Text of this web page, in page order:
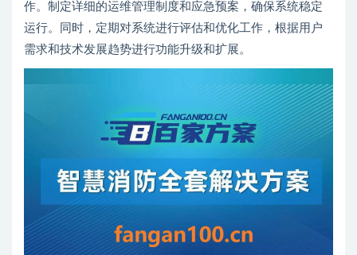
作。制定详细的运维管理制度和应急预案，确保系统稳定
运行。同时，定期对系统进行评估和优化工作，根据用户
需求和技术发展趋势进行功能升级和扩展。